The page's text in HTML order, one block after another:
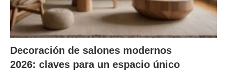
Decoración de salones modernos
2026: claves para un espacio único